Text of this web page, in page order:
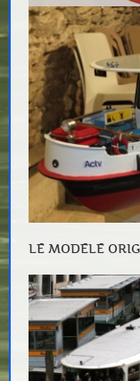
LE MODELE